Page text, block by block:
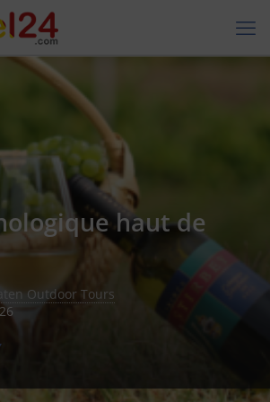
haut de
Outdoor Tours